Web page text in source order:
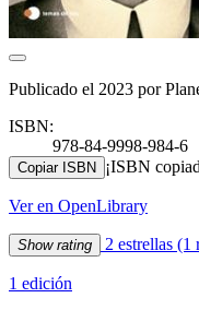
Publicado el 2023 por
ISBN:
978-84-9998-984-6
Copiar ISBN ¡ISBN
Ver en OpenLibrary
Show rating 2 estrellas (1
1 edición